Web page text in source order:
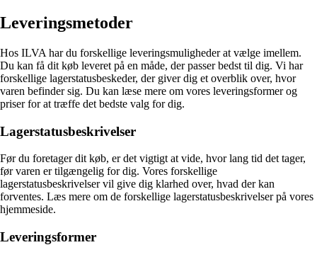
Leveringsmetoder
Hos ILVA har du forskellige leveringsmuligheder at vælge imellem.
Du kan få dit køb leveret på en måde, der passer bedst til dig. Vi har
forskellige lagerstatusbeskeder, der giver dig et overblik over, hvor
varen befinder sig. Du kan læse mere om vores leveringsformer og
priser for at træffe det bedste valg for dig.
Lagerstatusbeskrivelser
Før du foretager dit køb, er det vigtigt at vide, hvor lang tid det tager,
før varen er tilgængelig for dig. Vores forskellige
lagerstatusbeskrivelser vil give dig klarhed over, hvad der kan
forventes. Læs mere om de forskellige lagerstatusbeskrivelser på vores
hjemmeside.
Leveringsformer